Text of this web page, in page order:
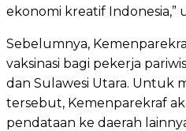
ekonomi kreatif Indonesia,”
Sebelumnya,
vaksinasi bagi pekerja
dan Sulawesi Utara. Untuk
tersebut, Kemenparekraf
pendataan ke daerah